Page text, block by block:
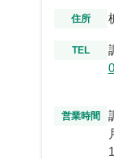
住所
TEL
営業時間